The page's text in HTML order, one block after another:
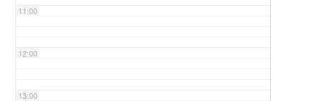
11:00
12:00
13:00